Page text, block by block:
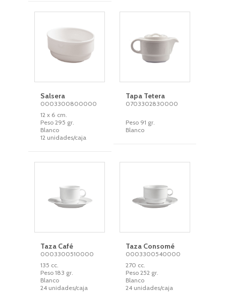
Salsera
0003300800000
12 x 6 cm.
Peso 295 gr.
Blanco
12 unidades/caja
Tapa Tetera
0703302830000
Peso 91 gr.
Blanco
Taza Café
0003300510000
135 cc.
Peso 183 gr.
Blanco
24 unidades/caja
Taza Consomé
0003300540000
270 cc.
Peso 252 gr.
Blanco
24 unidades/caja